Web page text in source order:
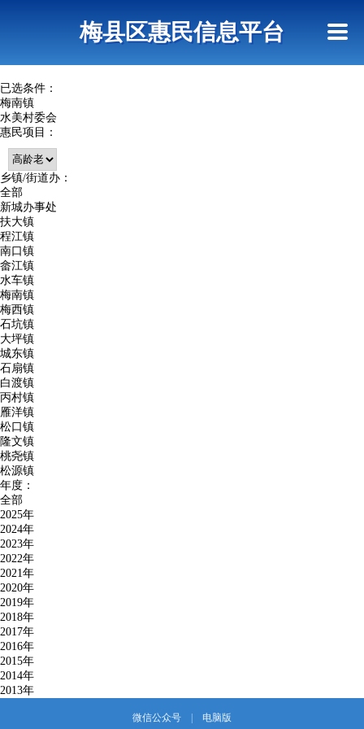
查询指引梅县区惠民信息平台
已选条件：
梅南镇
水美村委会
惠民项目：
乡镇/街道办：
全部
新城办事处
扶大镇
程江镇
南口镇
畲江镇
水车镇
梅南镇
梅西镇
石坑镇
大坪镇
城东镇
石扇镇
白渡镇
丙村镇
雁洋镇
松口镇
隆文镇
桃尧镇
松源镇
年度：
全部
2025年
2024年
2023年
2022年
2021年
2020年
2019年
2018年
2017年
2016年
2015年
2014年
2013年
微信公众号 电脑版